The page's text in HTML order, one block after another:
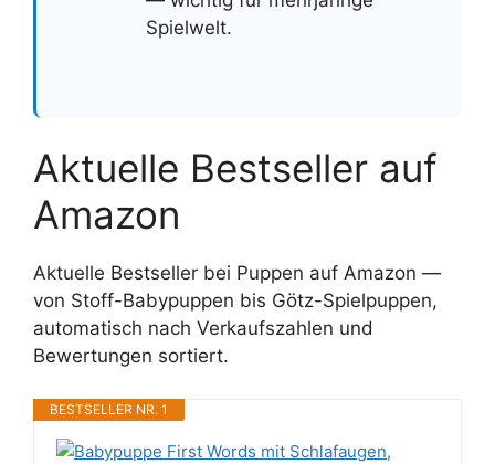
Spielwelt.
Aktuelle Bestseller auf
Amazon
Aktuelle Bestseller bei Puppen auf Amazon —
von Stoff-Babypuppen bis Götz-Spielpuppen,
automatisch nach Verkaufszahlen und
Bewertungen sortiert.
BESTSELLER NR. 1